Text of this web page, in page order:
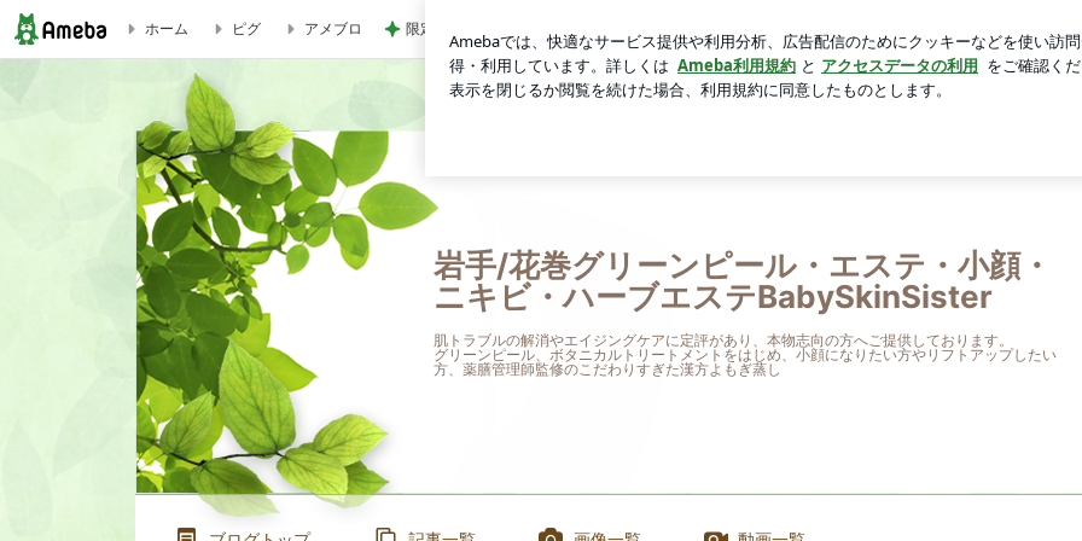
予約空き状況┃8月 | 岩手/花巻グリーンピール・エステ・小顔・ニキビ・ハーブエステBabySkinSister
ホーム ピグ アメブロ 限定品を選ぶ手土産への違和感 ログ
岩手/花巻グリーンピール・エステ・小顔・
ニキビ・ハーブエステBabySkinSister
肌トラブルの解消やエイジングケアに定評があり、本物志向の方へご提供しております。
グリーンピール、ボタニカルトリートメントをはじめ、小顔になりたい方やリフトアップしたい
方、薬膳管理師監修のこだわりすぎた漢方よもぎ蒸し